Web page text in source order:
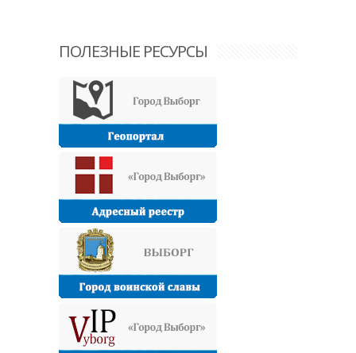
ПОЛЕЗНЫЕ РЕСУРСЫ